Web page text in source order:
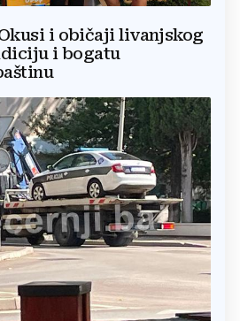
i običaji livanjskog
i bogatu